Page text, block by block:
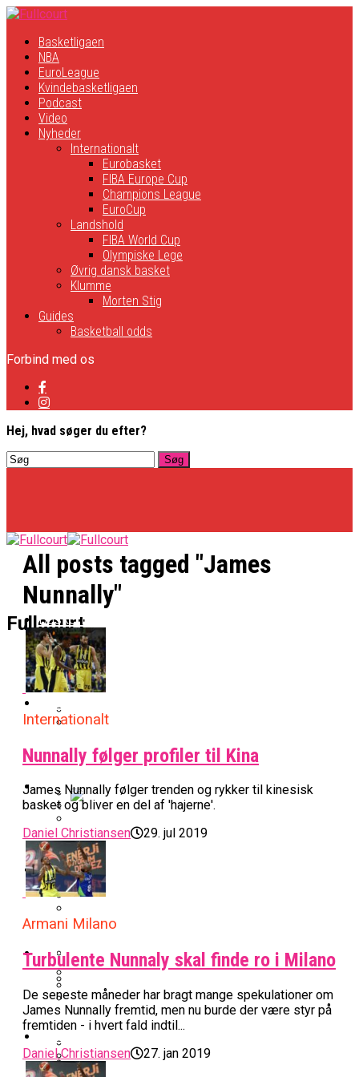
Basketligaen
NBA
EuroLeague
Kvindebasketligaen
Podcast
Video
Nyheder
Internationalt
Eurobasket
FIBA Europe Cup
Champions League
EuroCup
Landshold
FIBA World Cup
Olympiske Lege
Øvrig dansk basket
Klumme
Morten Stig
Guides
Basketball odds
Forbind med os
Hej, hvad søger du efter?
Fullcourt
Basketligaen
Officielt: Vejen Gafler Dansker Hos Rabbits
BK Vejen Opruster: Amerikansk Point
Guard På Plads
Nu Står Det Klart: Den Dag Starter
Basketligaen
Spanske Række
Officielt: Bakken Skal Spille Champions
League-Kvalifikation
NBA
Warriors Forlænger Med Succestræner
Miami Heat Smider Skandaleramt Spiller
På Porten
Stjerne Akut Opereret: Misser Nøglekampe
All-Star Guard Nærmer Sig Comeback
Efter Uhyggelig Skade
EuroLeague
Danskerne Imponerede Torsdag Aften I
EuroLeague
Anders Sommer Scorer Kæmpe Trænerjob
I EuroLeague
Sølv Til Tobias Jensen: Bayern Er Tysk
Kvindebasketligaen
College Er Slut: Frida Formann Fortsætter
Efter ‘The Double’: Kvindebasketligaens
MVP Rykker Til Sverige
Podcast
Podcast: “Med Lars Og Torben Som
Trænere, Gav Man Sig 100 Procent”
Video
All posts tagged "James
Nunnally"
Internationalt
Nunnally følger profiler til Kina
James Nunnally følger trenden og rykker til kinesisk
basket og bliver en del af 'hajerne'.
Daniel Christiansen
29. jul 2019
Armani Milano
Turbulente Nunnaly skal finde ro i Milano
De seneste måneder har bragt mange spekulationer om
James Nunnally fremtid, men nu burde der være styr på
fremtiden - i hvert fald indtil...
Daniel Christiansen
27. jan 2019